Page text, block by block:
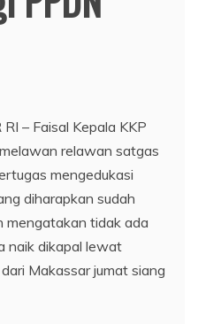
– Faisal Kepala KKP
relawan satgas
mengedukasi
diharapkan sudah
mengatakan tidak ada
naik dikapal lewat
Makassar jumat siang